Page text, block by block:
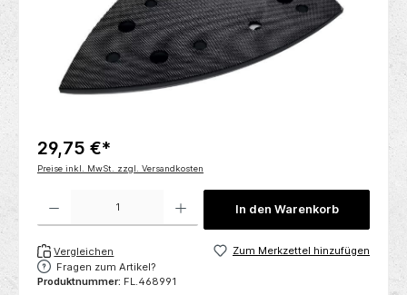
29,75 €*
Preise inkl. MwSt. zzgl. Versandkosten
Produkt Anzahl: Gib den gewünschten Wert ein oder benutze die Schaltflächen um
In den Warenkorb
Vergleichen
Zum Merkzettel hinzufügen
Fragen zum Artikel?
Produktnummer: FL.468991